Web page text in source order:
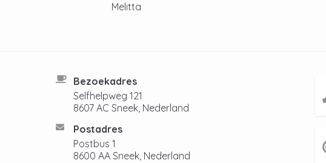
Melitta
Bezoekadres
Selfhelpweg 121
8607 AC Sneek, Nederland
Postadres
Postbus 1
8600 AA Sneek, Nederland